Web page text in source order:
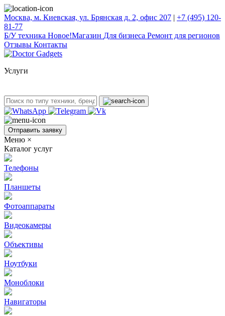
Москва, м. Киевская, ул. Брянская д. 2, офис 207 | +7 (495) 120-
81-77
Б/У техникa Новое!Магазин Для бизнеса Ремонт для регионов
Отзывы Контакты
Услуги
Отправить заявку
Меню ×
Каталог услуг
Телефоны
Планшеты
Фотоаппараты
Видеокамеры
Объективы
Ноутбуки
Моноблоки
Навигаторы